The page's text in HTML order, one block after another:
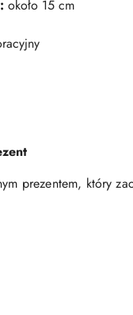
około 15 cm
prezentem, który